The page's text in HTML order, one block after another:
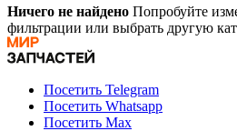
Ничего не найдено Попробуйте
фильтрации или выбрать другую
Посетить Telegram
Посетить Whatsapp
Посетить Max